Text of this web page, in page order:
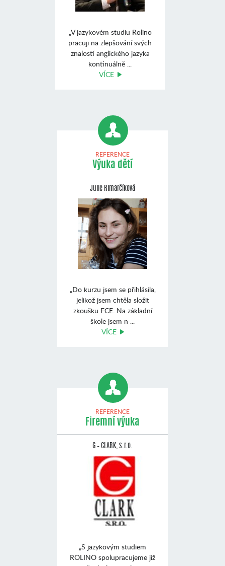
„V jazykovém studiu Rolino
pracuji na zlepšování svých
znalostí anglického jazyka
kontinuálně ...
VÍCE
REFERENCE
Výuka dětí
Julie Rimarčíková
„Do kurzu jsem se přihlásila,
jelikož jsem chtěla složit
zkoušku FCE. Na základní
škole jsem n ...
VÍCE
REFERENCE
Firemní výuka
G – CLARK, s.r.o.
„S jazykovým studiem
ROLINO spolupracujeme již